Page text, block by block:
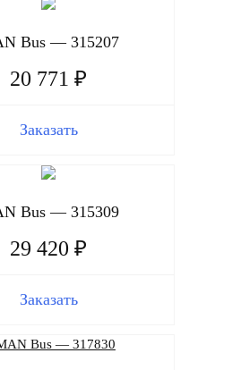
Bus — 315207
20 771 ₽
Заказать
Bus — 315309
29 420 ₽
Заказать